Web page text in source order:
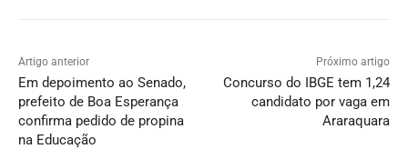
Artigo anterior
Em depoimento ao Senado,
prefeito de Boa Esperança
confirma pedido de propina
na Educação
Próximo artigo
Concurso do IBGE tem 1,24
candidato por vaga em
Araraquara